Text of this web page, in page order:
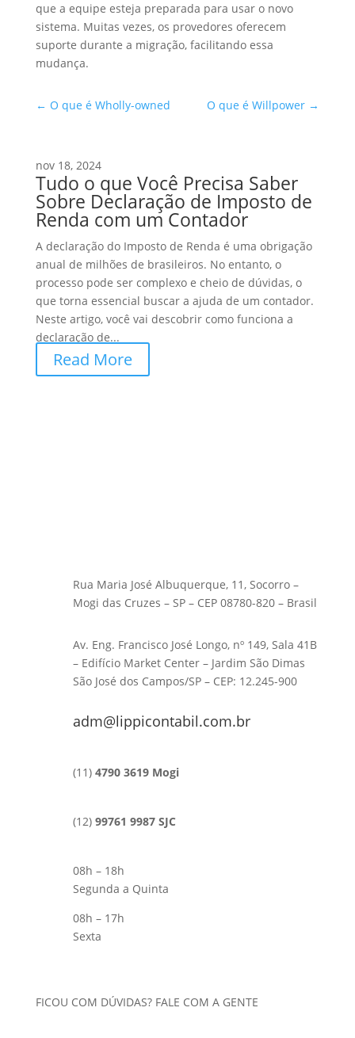
que a equipe esteja preparada para usar o novo
sistema. Muitas vezes, os provedores oferecem
suporte durante a migração, facilitando essa
mudança.
← O que é Wholly-owned O que é Willpower →
nov 18, 2024
Tudo o que Você Precisa Saber
Sobre Declaração de Imposto de
Renda com um Contador
A declaração do Imposto de Renda é uma obrigação
anual de milhões de brasileiros. No entanto, o
processo pode ser complexo e cheio de dúvidas, o
que torna essencial buscar a ajuda de um contador.
Neste artigo, você vai descobrir como funciona a
declaração de...
Read More
Rua Maria José Albuquerque, 11, Socorro –
Mogi das Cruzes – SP – CEP 08780-820 – Brasil
Av. Eng. Francisco José Longo, nº 149, Sala 41B
– Edifício Market Center – Jardim São Dimas
São José dos Campos/SP – CEP: 12.245-900
adm@lippicontabil.com.br
(11) 4790 3619 Mogi
(12) 99761 9987 SJC
08h – 18h
Segunda a Quinta
08h – 17h
Sexta
FICOU COM DÚVIDAS? FALE COM A GENTE